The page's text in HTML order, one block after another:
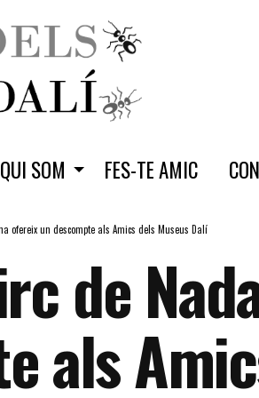
QUI SOM FES-TE AMIC
ofereix un descompte als Amics dels Museus Dalí
de
als